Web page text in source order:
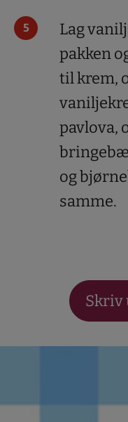
Lag
pakken
til krem,
pavlova,
og
samme.
Skriv